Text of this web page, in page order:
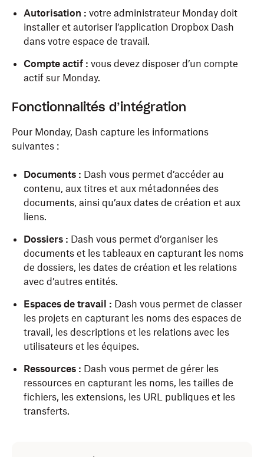
Autorisation : votre administrateur Monday doit
installer et autoriser l’application Dropbox Dash
dans votre espace de travail.
Compte actif : vous devez disposer d’un compte
actif sur Monday.
Fonctionnalités d’intégration
Pour Monday, Dash capture les informations
suivantes :
Documents : Dash vous permet d’accéder au
contenu, aux titres et aux métadonnées des
documents, ainsi qu’aux dates de création et aux
liens.
Dossiers : Dash vous permet d’organiser les
documents et les tableaux en capturant les noms
de dossiers, les dates de création et les relations
avec d’autres entités.
Espaces de travail : Dash vous permet de classer
les projets en capturant les noms des espaces de
travail, les descriptions et les relations avec les
utilisateurs et les équipes.
Ressources : Dash vous permet de gérer les
ressources en capturant les noms, les tailles de
fichiers, les extensions, les URL publiques et les
transferts.